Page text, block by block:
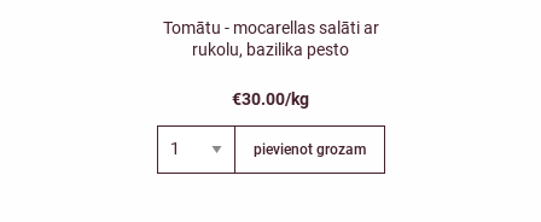
Tomātu - mocarellas salāti ar
rukolu, bazilika pesto
€30.00/kg
pievienot grozam